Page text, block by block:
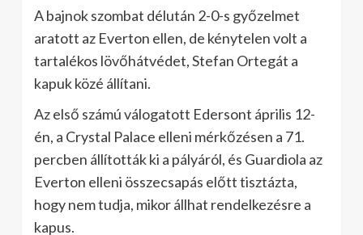
A bajnok szombat délután 2-0-s győzelmet
aratott az Everton ellen, de kénytelen volt a
tartalékos lövőhátvédet, Stefan Ortegát a
kapuk közé állítani.
Az első számú válogatott Edersont április 12-
én, a Crystal Palace elleni mérkőzésen a 71.
percben állították ki a pályáról, és Guardiola az
Everton elleni összecsapás előtt tisztázta,
hogy nem tudja, mikor állhat rendelkezésre a
kapus.